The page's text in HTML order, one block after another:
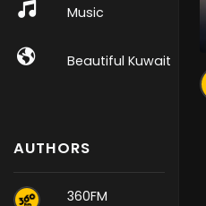
Music
Beautiful Kuwait
AUTHORS
360FM